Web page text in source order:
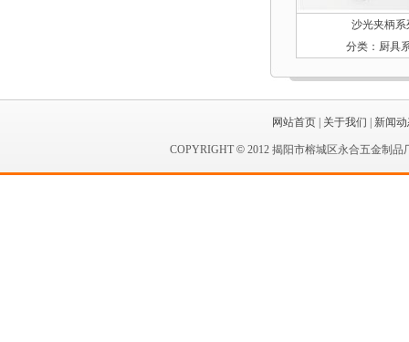
沙光夹柄系
分类：厨具
网站首页 关于我们 新闻
COPYRIGHT ©2012 揭阳市榕城区永合五金制